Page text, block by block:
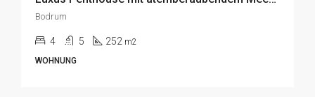
Bodrum
4 5 252 m2
WOHNUNG